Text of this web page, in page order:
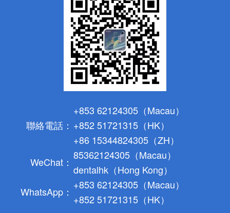
聯絡電話：
+853 62124305（Macau）
+852 51721315（HK）
+86 15344824305（ZH）
WeChat：
85362124305（Macau）
dentalhk（Hong Kong）
WhatsApp：
+853 62124305（Macau）
+852 51721315（HK）